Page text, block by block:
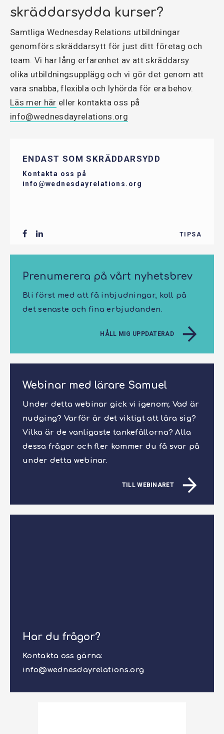
keynote speaker samt medförfattare till
den populära boken "Nudging i praktiken -
så gör organisationen det lätt att göra
rätt".
skräddarsydda kurser?
Samtliga Wednesday Relations utbildningar
genomförs skräddarsytt för just ditt företag och
team. Vi har lång erfarenhet av att skräddarsy
olika utbildningsupplägg och vi gör det genom att
vara snabba, flexibla och lyhörda för era behov.
Läs mer här eller kontakta oss på
info@wednesdayrelations.org
ENDAST SOM SKRÄDDARSYDD
Kontakta oss på
info@wednesdayrelations.org
TIPSA
Prenumerera på vårt nyhetsbrev
Bli först med att få inbjudningar, koll på
det senaste och fina erbjudanden.
HÅLL MIG UPPDATERAD
Webinar med lärare Samuel
Under detta webinar gick vi igenom; Vad är
nudging? Varför är det viktigt att lära sig?
Vilka är de vanligaste tankefällorna? Alla
dessa frågor och fler kommer du få svar på
under detta webinar.
TILL WEBINARET
Har du frågor?
Kontakta oss gärna:
info@wednesdayrelations.org